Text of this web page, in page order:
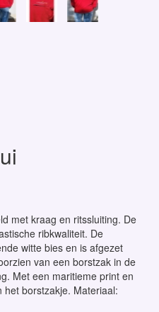
met kraag en ritssluiting. De
ribkwaliteit. De
witte bies en is afgezet
van een borstzak in de
Met een maritieme print en
borstzakje. Materiaal: